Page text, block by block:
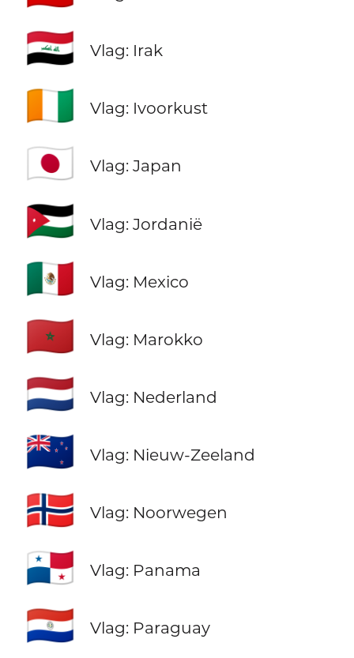
🇮🇶 Vlag: Irak
🇨🇮 Vlag: Ivoorkust
🇯🇵 Vlag: Japan
🇯🇴 Vlag: Jordanië
🇲🇽 Vlag: Mexico
🇲🇦 Vlag: Marokko
🇳🇱 Vlag: Nederland
🇳🇿 Vlag: Nieuw-Zeeland
🇳🇴 Vlag: Noorwegen
🇵🇦 Vlag: Panama
🇵🇾 Vlag: Paraguay